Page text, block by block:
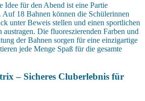
Idee für den Abend ist eine Partie
18 Bahnen können die Schülerinnen
unter Beweis stellen und einen sportlichen
Die fluoreszierenden Farben und
der Bahnen sorgen für eine einzigartige
jede Menge Spaß für die gesamte
– Sicheres Cluberlebnis für